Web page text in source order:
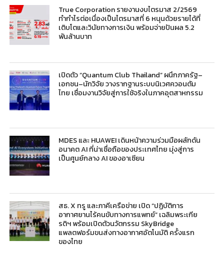
True Corporation รายงานงบไตรมาส 2/2569
ทำกำไรต่อเนื่องเป็นไตรมาสที่ 6 หนุนด้วยรายได้ที่
เติบโตและวินัยทางการเงิน พร้อมจ่ายปันผล 5.2
พันล้านบาท
เปิดตัว “Quantum Club Thailand” ผนึกภาครัฐ–
เอกชน–นักวิจัย วางรากฐานระบบนิเวศควอนตัม
ไทย เชื่อมงานวิจัยสู่การใช้จริงในภาคอุตสาหกรรม
MDES และ HUAWEI เดินหน้าความร่วมมือผลักดัน
อนาคต AI ที่น่าเชื่อถือของประเทศไทย มุ่งสู่การ
เป็นศูนย์กลาง AI ของอาเซียน
สธ. X ทรู และภาคีเครือข่าย เปิด “ปฏิบัติการ
อากาศยานไร้คนขับทางการแพทย์” เฉลิมพระเกีย
รติฯ พร้อมเปิดตัวนวัตกรรม SkyBridge
แพลตฟอร์มขนส่งทางอากาศอัตโนมัติ ครั้งแรก
ของไทย